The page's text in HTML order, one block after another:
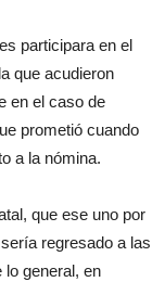
participara en el
que acudieron
en el caso de
prometió cuando
a la nómina.
que ese uno por
regresado a las
lo general, en